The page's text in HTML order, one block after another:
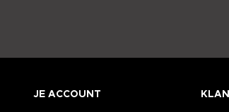
JE ACCOUNT